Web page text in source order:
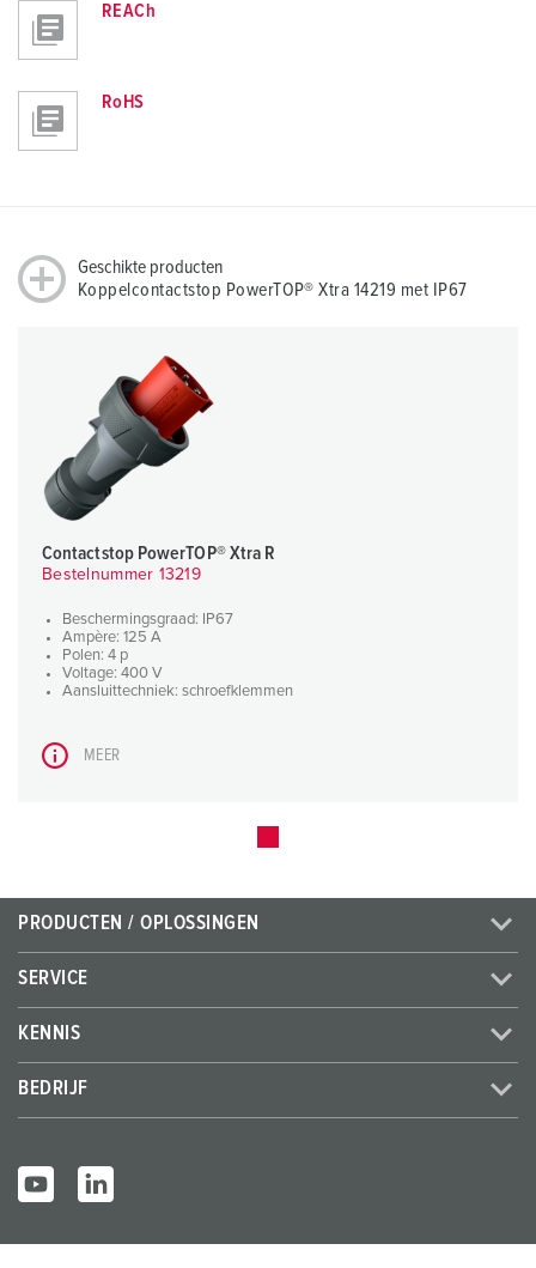
REACh
RoHS
Geschikte producten
Koppelcontactstop PowerTOP® Xtra 14219 met IP67
Contactstop PowerTOP® Xtra R
Bestelnummer 13219
Beschermingsgraad: IP67
Ampère: 125 A
Polen: 4 p
Voltage: 400 V
Aansluittechniek: schroefklemmen
MEER
PRODUCTEN / OPLOSSINGEN
SERVICE
KENNIS
BEDRIJF